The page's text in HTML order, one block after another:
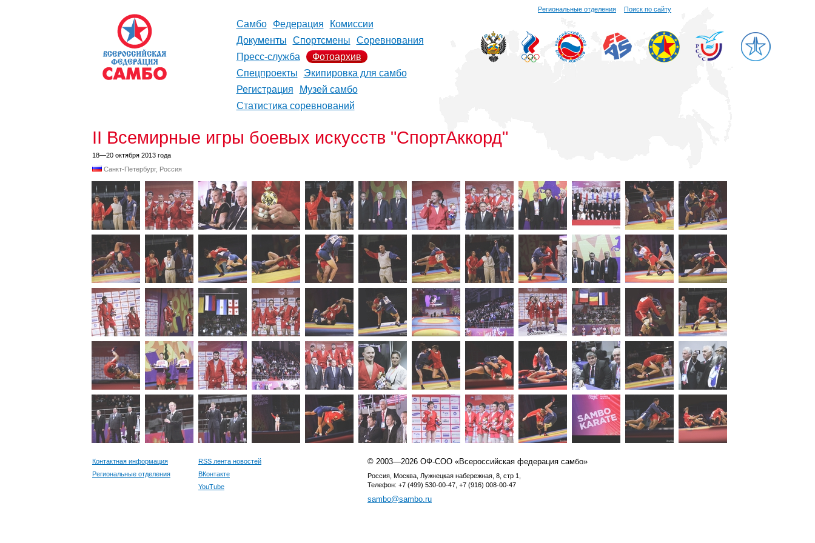
Региональные отделения Поиск по сайту
Самбо Федерация
Комиссии
Документы
Спортсмены
Соревнования
Пресс-служба
Фотоархив
Спецпроекты
Экипировка для самбо
Регистрация
Музей самбо
Статистика соревнований
II Всемирные игры боевых искусств "СпортАккорд"
18—20 октября 2013 года
Санкт-Петербург, Россия
Контактная информация
Региональные отделения
RSS лента новостей
ВКонтакте
YouTube
© 2003—2026 ОФ-СОО «Всероссийская федерация самбо»
Россия, Москва, Лужнецкая набережная, 8, стр 1,
Телефон: +7 (499) 530-00-47, +7 (916) 008-00-47
sambo@sambo.ru